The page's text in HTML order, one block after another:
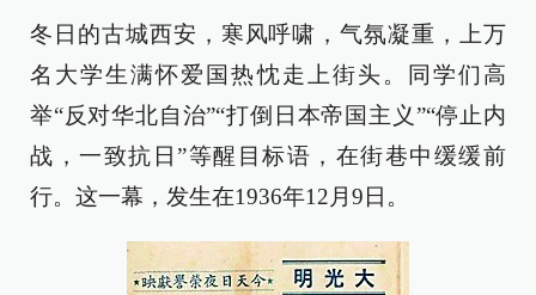
冬日的古城西安，寒风呼啸，气氛凝重，上万
名大学生满怀爱国热忱走上街头。同学们高
举“反对华北自治”“打倒日本帝国主义”“停止内
战，一致抗日”等醒目标语，在街巷中缓缓前
行。这一幕，发生在1936年12月9日。